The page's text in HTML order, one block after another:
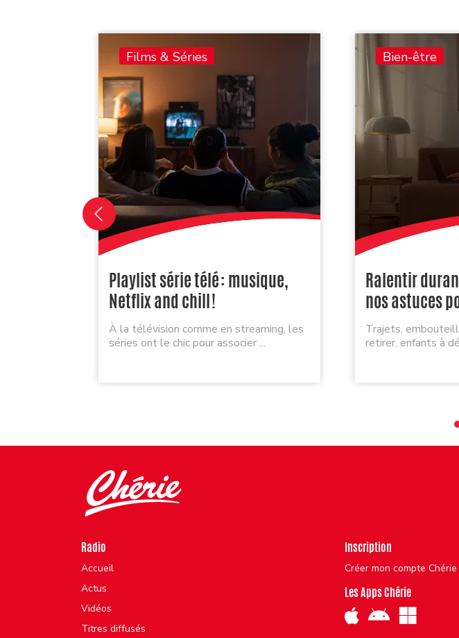
Films & Séries
Playlist série télé : musique,
Netflix and chill !
À la télévision comme en streaming, les
séries ont le chic pour associer ...
Bien-être
Ralentir
nos astuces
Trajets,
retirer, enfants à
Radio
Accueil
Actus
Vidéos
Titres diffusés
Inscription
Créer mon compte Chérie
Les Apps Chérie